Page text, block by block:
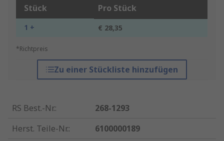
Stück Pro Stück
1 + € 28,35
*Richtpreis
Zu einer Stückliste hinzufügen
RS Best.-Nr.:
268-1293
Herst. Teile-Nr.:
6100000189